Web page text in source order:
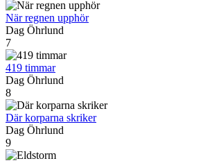
När regnen upphör
Dag Öhrlund
7
419 timmar
Dag Öhrlund
8
Där korparna skriker
Dag Öhrlund
9